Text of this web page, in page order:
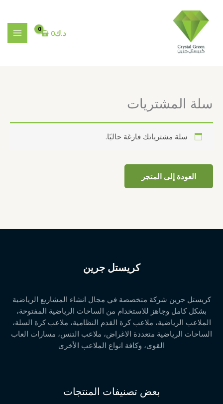
المحتوى
د.ك0
سلة المشتريات
سلة مشترياتك فارغة حاليًا.
العودة إلى المتجر
كريستل جرين
كريستل جرين شركة متخصصة في مجال انشاء المشاريع الرياضية
بشكل كامل وجاهز للاستخدام من الساحات الرياضية المفتوحة،
الملاعب الرياضية، ملاعب كرة القدم النظامية، ملاعب كرة السلة،
الساحات الرياضية متعددة الاغراض، ملاعب التنس، مسارات العاب
القوى، وكافة انواع الملاعب الأخرى
بعض تصنيفات المنتجات